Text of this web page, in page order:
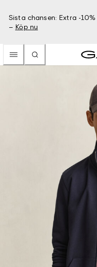
Sista chansen: Extra -
– Köp nu